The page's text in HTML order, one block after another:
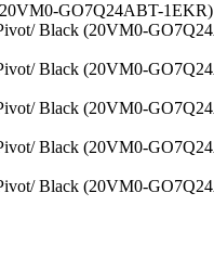
GO7Q24ABT-1EKR)